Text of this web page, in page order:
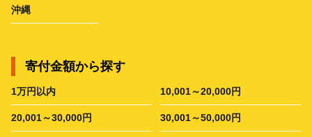
沖縄
寄付金額から探す
1万円以内 10,001～20,000円
20,001～30,000円 30,001～50,000円